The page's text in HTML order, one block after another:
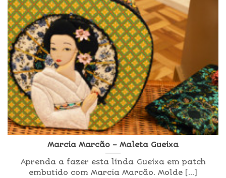
Marcia Marcão – Maleta Gueixa
Aprenda a fazer esta linda Gueixa em patch
embutido com Marcia Marcão. Molde [...]